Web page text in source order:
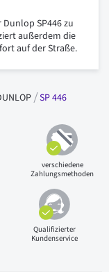
SP446 zu
außerdem die
auf der Straße.
SP 446
verschiedene
Zahlungsmethoden
Qualifizierter
Kundenservice